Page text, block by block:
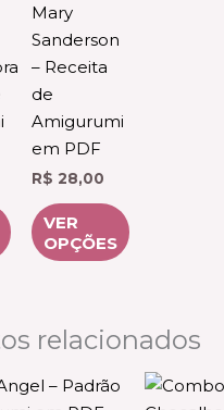
Mary
Sanderson
– Receita
de
Amigurumi
em PDF
R$ 28,00
VER
OPÇÕES
podem
ser
escolhidas
na
página
do
produto
relacionados
Este
O